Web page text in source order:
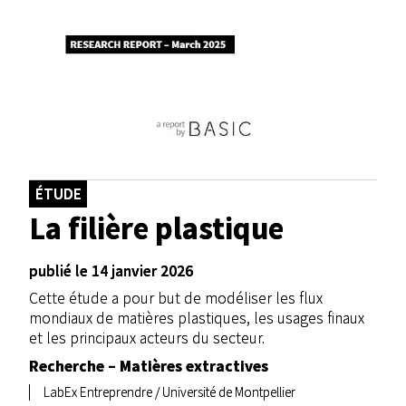
ÉTUDE
La filière plastique
publié le 14 janvier 2026
Cette étude a pour but de modéliser les flux
mondiaux de matières plastiques, les usages finaux
et les principaux acteurs du secteur.
Recherche – Matières extractives
LabEx Entreprendre / Université de Montpellier